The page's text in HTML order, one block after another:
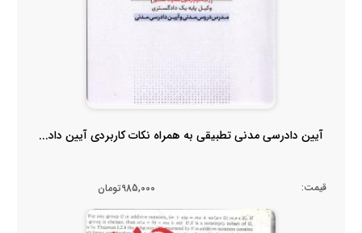
آیین دادرسی مدنی تطبیقی به همراه نکات کاربردی آیین داد...
قیمت: 985,000تومان